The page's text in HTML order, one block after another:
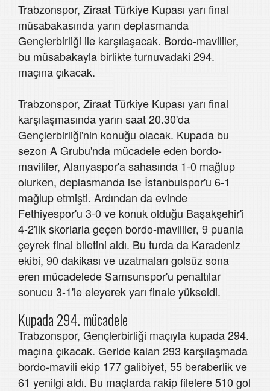
Trabzonspor, Ziraat Türkiye Kupası yarı final
müsabakasında yarın deplasmanda
Gençlerbirliği ile karşılaşacak. Bordo-mavililer,
bu müsabakayla birlikte turnuvadaki 294.
maçına çıkacak.
Trabzonspor, Ziraat Türkiye Kupası yarı final
karşılaşmasında yarın saat 20.30'da
Gençlerbirliği'nin konuğu olacak. Kupada bu
sezon A Grubu'nda mücadele eden bordo-
mavililer, Alanyaspor'a sahasında 1-0 mağlup
olurken, deplasmanda ise İstanbulspor'u 6-1
mağlup etmişti. Ardından da evinde
Fethiyespor'u 3-0 ve konuk olduğu Başakşehir'i
4-2'lik skorlarla geçen bordo-mavililer, 9 puanla
çeyrek final biletini aldı. Bu turda da Karadeniz
ekibi, 90 dakikası ve uzatmaları golsüz sona
eren mücadelede Samsunspor'u penaltılar
sonucu 3-1'le eleyerek yarı finale yükseldi.
Kupada 294. mücadele
Trabzonspor, Gençlerbirliği maçıyla kupada 294.
maçına çıkacak. Geride kalan 293 karşılaşmada
bordo-mavili ekip 177 galibiyet, 55 beraberlik ve
61 yenilgi aldı. Bu maçlarda rakip filelere 510 gol